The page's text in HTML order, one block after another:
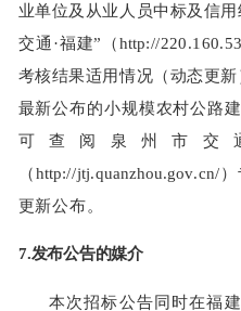
业单位及从业人员中标及信
交通 ·福建” （http://220.160.53
考核结果适用情况（动态更新
最新公布的小规模农村公路
可查阅 泉州市交
（http://jtj.quanzhou.gov.cn/
更新公布。
7.发布公告的媒介
本次招标公告同时在福